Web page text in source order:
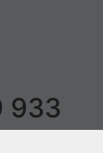
933